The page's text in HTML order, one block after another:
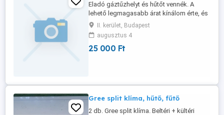
Eladó gáztűzhelyt és hűtőt vennék. A
lehető legmagasabb árat kínálom érte, és
házhoz is megyek az átvételért, hogy
Önnek a legkényelmesebb legyen az
eladás. Keressen a hétvégén is! 06 20 912
6233
II. kerület, Budapest
augusztus 4
25 000 Ft
Gree split klíma, hűtő, fűtő
2 db. Gree split klíma. Beltéri + kültéri